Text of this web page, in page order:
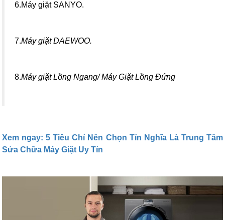
6.Máy giặt SANYO.
7.Máy giặt DAEWOO.
8.Máy giặt Lồng Ngang/ Máy Giặt Lồng Đứng
Xem ngay: 5 Tiêu Chí Nên Chọn Tín Nghĩa Là Trung Tâm
Sửa Chữa Máy Giặt Uy Tín